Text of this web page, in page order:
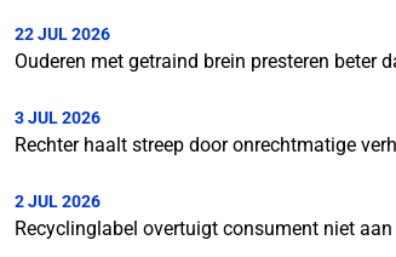
22 JUL 2026
Ouderen met getraind brein presteren beter
3 JUL 2026
Rechter haalt streep door onrechtmatige
2 JUL 2026
Recyclinglabel overtuigt consument niet